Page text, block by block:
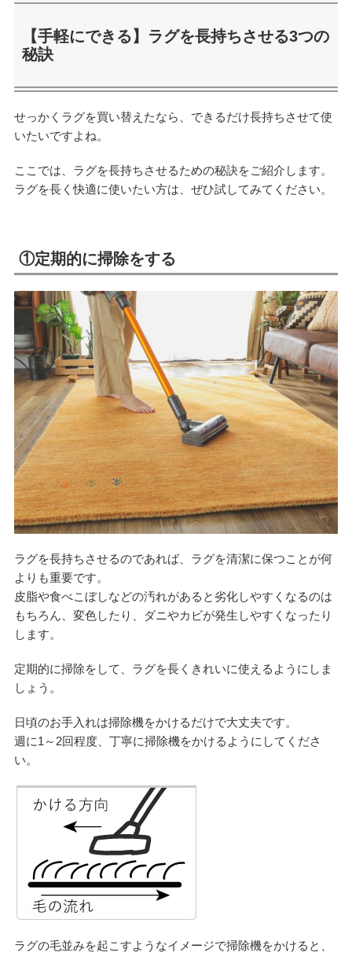
【手軽にできる】ラグを長持ちさせる3つの
秘訣
せっかくラグを買い替えたなら、できるだけ長持ちさせて使
いたいですよね。
ここでは、ラグを長持ちさせるための秘訣をご紹介します。
ラグを長く快適に使いたい方は、ぜひ試してみてください。
①定期的に掃除をする
ラグを長持ちさせるのであれば、ラグを清潔に保つことが何
よりも重要です。
皮脂や食べこぼしなどの汚れがあると劣化しやすくなるのは
もちろん、変色したり、ダニやカビが発生しやすくなったり
します。
定期的に掃除をして、ラグを長くきれいに使えるようにしま
しょう。
日頃のお手入れは掃除機をかけるだけで大丈夫です。
週に1～2回程度、丁寧に掃除機をかけるようにしてくださ
い。
ラグの毛並みを起こすようなイメージで掃除機をかけると、